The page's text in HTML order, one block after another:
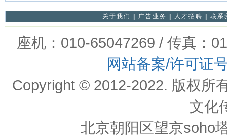
关于我们 广告业务 人才招聘 联系
座机：010-65047269 / 传真：
网站备案/许可证
Copyright © 2012-2022. 版权所
文化
北京朝阳区望京soho